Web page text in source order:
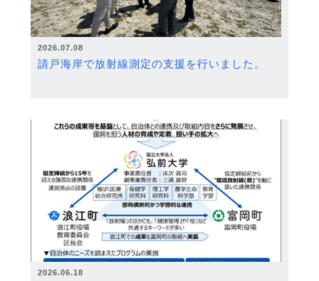
2026.07.08
請戸海岸で放射線測定の支援を行いました。
2026.06.18